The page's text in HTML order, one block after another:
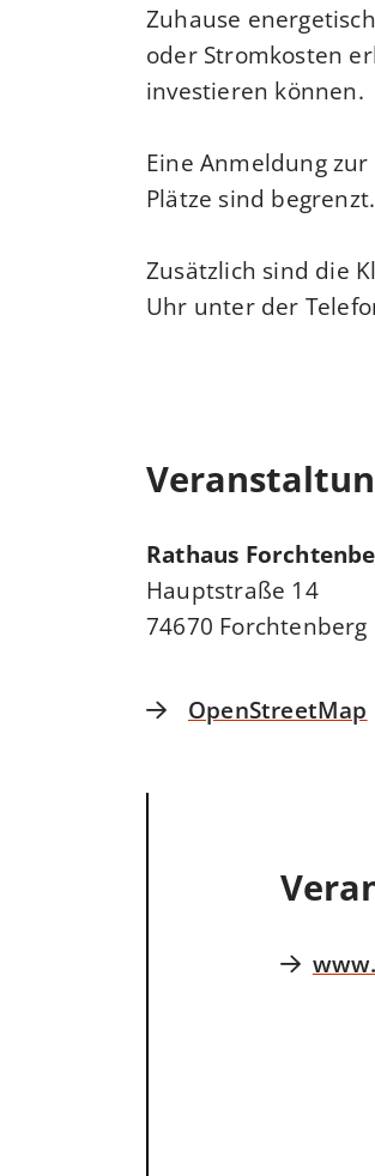
Zuhause
oder Stromkosten
investieren können.
Eine Anmeldung
Plätze sind begrenzt.
Zusätzlich sind die
Uhr unter der
Rathaus
Hauptstraße 14
74670 Forchtenberg
OpenStreetMap